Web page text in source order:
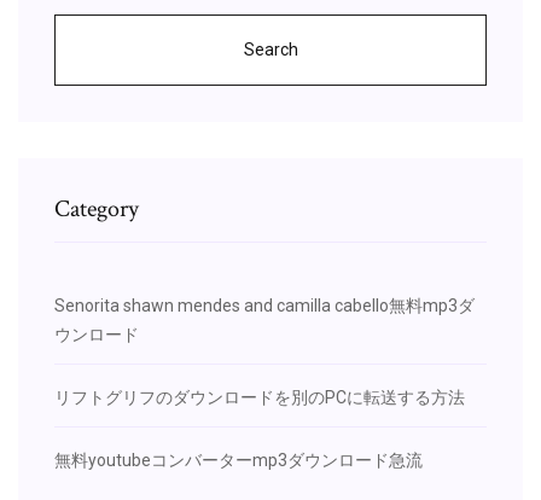
Search
Category
Senorita shawn mendes and camilla cabello無料mp3ダ
ウンロード
リフトグリフのダウンロードを別のPCに転送する方法
無料youtubeコンバーターmp3ダウンロード急流